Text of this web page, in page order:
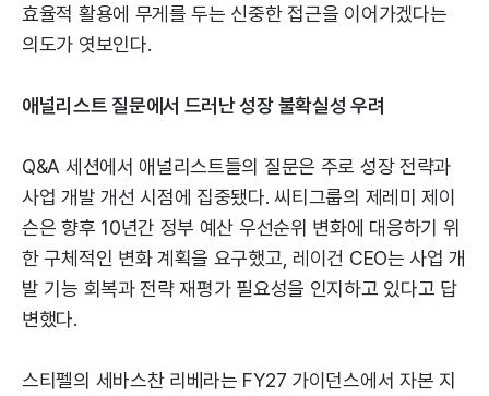
효율적 활용에 무게를 두는 신중한 접근을 이어가겠다는
의도가 엿보인다.
애널리스트 질문에서 드러난 성장 불확실성 우려
Q&A 세션에서 애널리스트들의 질문은 주로 성장 전략과
사업 개발 개선 시점에 집중됐다. 씨티그룹의 제레미 제이
슨은 향후 10년간 정부 예산 우선순위 변화에 대응하기 위
한 구체적인 변화 계획을 요구했고, 레이건 CEO는 사업 개
발 기능 회복과 전략 재평가 필요성을 인지하고 있다고 답
변했다.
스티펠의 세바스찬 리베라는 FY27 가이던스에서 자본 지